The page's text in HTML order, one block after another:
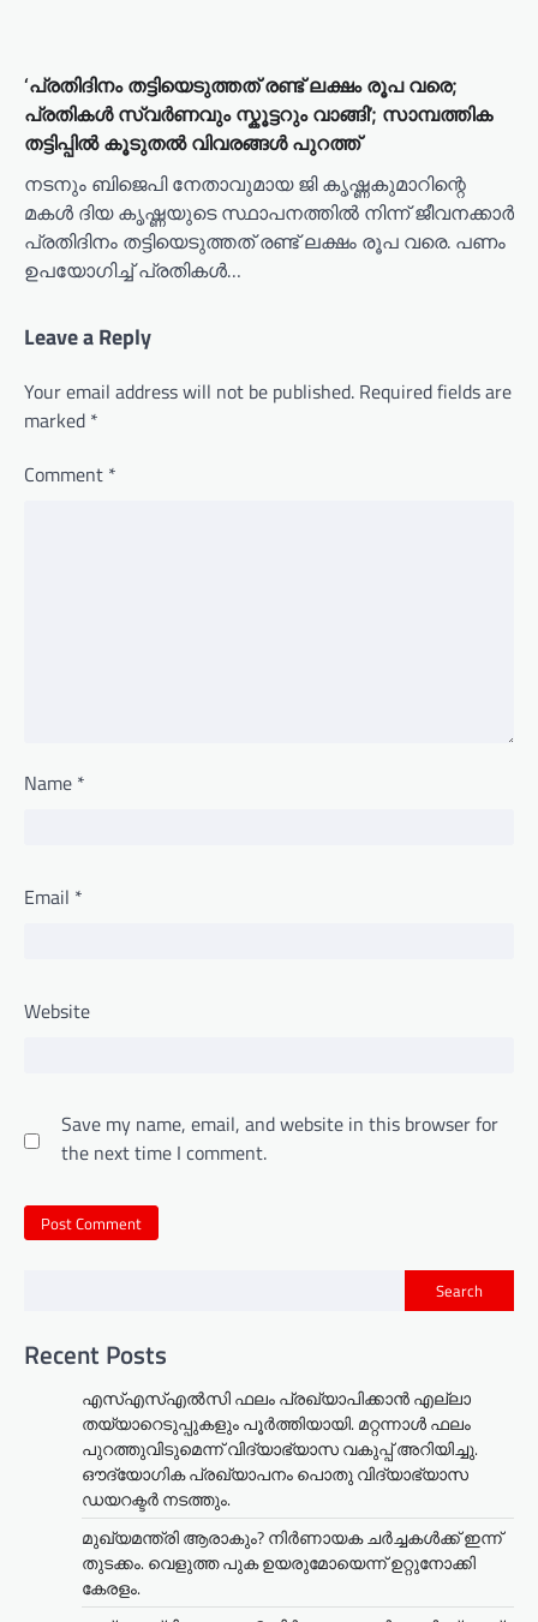
‘പ്രതിദിനം തട്ടിയെടുത്തത് രണ്ട് ലക്ഷം രൂപ വരെ;
പ്രതികൾ സ്വർണവും സ്കൂട്ടറും വാങ്ങി’; സാമ്പത്തിക
തട്ടിപ്പിൽ കൂടുതൽ വിവരങ്ങൾ പുറത്ത്
നടനും ബിജെപി നേതാവുമായ ജി കൃഷ്ണകുമാറിന്റെ
മകൾ ദിയ കൃഷ്ണയുടെ സ്ഥാപനത്തിൽ നിന്ന് ജീവനക്കാർ
പ്രതിദിനം തട്ടിയെടുത്തത് രണ്ട് ലക്ഷം രൂപ വരെ. പണം
ഉപയോഗിച്ച് പ്രതികൾ…
Leave a Reply
Your email address will not be published. Required fields are
marked *
Comment *
Name *
Email *
Website
Save my name, email, and website in this browser for
the next time I comment.
Search
Recent Posts
എസ്എസ്എൽസി ഫലം പ്രഖ്യാപിക്കാൻ എല്ലാ
തയ്യാറെടുപ്പുകളും പൂർത്തിയായി. മറ്റന്നാള്‍ ഫലം
പുറത്തുവിടുമെന്ന് വിദ്യാഭ്യാസ വകുപ്പ് അറിയിച്ചു.
ഔദ്യോഗിക പ്രഖ്യാപനം പൊതു വിദ്യാഭ്യാസ
ഡയറക്ടർ നടത്തും.
മുഖ്യമന്ത്രി ആരാകും? നിർണായക ചർച്ചകൾക്ക് ഇന്ന്
തുടക്കം. വെളുത്ത പുക ഉയരുമോയെന്ന് ഉറ്റുനോക്കി
കേരളം.